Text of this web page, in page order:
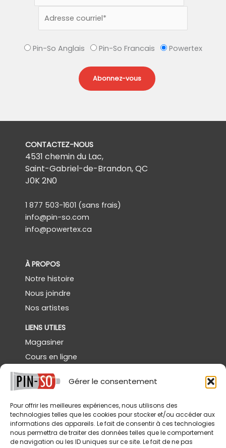
Gérer le consentement
Pour offrir les meilleures expériences, nous utilisons des
technologies telles que les cookies pour stocker et/ou accéder aux
informations des appareils. Le fait de consentir à ces technologies
nous permettra de traiter des données telles que le comportement
de navigation ou les ID uniques sur ce site. Le fait de ne pas
Pin-So Anglais Pin-So Francais Powertex
CONTACTEZ-NOUS
4531 chemin du Lac,
Saint-Gabriel-de-Brandon, QC
J0K 2N0
1 877 503-1601 (sans frais)
info@pin-so.com
info@powertex.ca
À PROPOS
Notre histoire
Nous joindre
Nos artistes
LIENS UTILES
Magasiner
Cours en ligne
Démos gratuites
Powertex Canada
SERVICES
Livraison